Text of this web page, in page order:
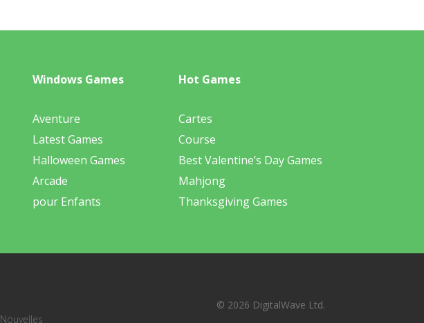
Windows Games
Aventure
Latest Games
Halloween Games
Arcade
pour Enfants
Hot Games
Cartes
Course
Best Valentine’s Day Games
Mahjong
Thanksgiving Games
© 2026 DigitalWave Ltd.
Nouvelles